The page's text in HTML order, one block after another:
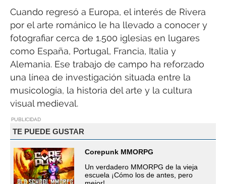
Cuando regresó a Europa, el interés de Rivera
por el arte románico le ha llevado a conocer y
fotografiar cerca de 1.500 iglesias en lugares
como España, Portugal, Francia, Italia y
Alemania. Ese trabajo de campo ha reforzado
una línea de investigación situada entre la
musicología, la historia del arte y la cultura
visual medieval.
PUBLICIDAD
TE PUEDE GUSTAR
Corepunk MMORPG
Un verdadero MMORPG de la vieja
escuela ¡Cómo los de antes, pero